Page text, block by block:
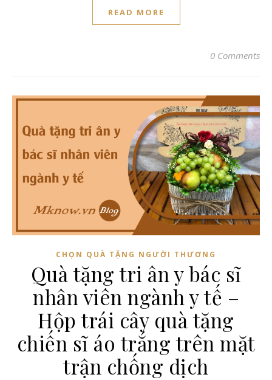
READ MORE
0 Comments
CHỌN QUÀ TẶNG NGƯỜI THƯƠNG
Quà tặng tri ân y bác sĩ
nhân viên ngành y tế –
Hộp trái cây quà tặng
chiến sĩ áo trắng trên mặt
trận chống dịch